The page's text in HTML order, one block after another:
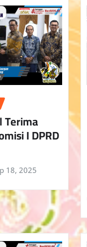
Terima
I DPRD
18, 2025